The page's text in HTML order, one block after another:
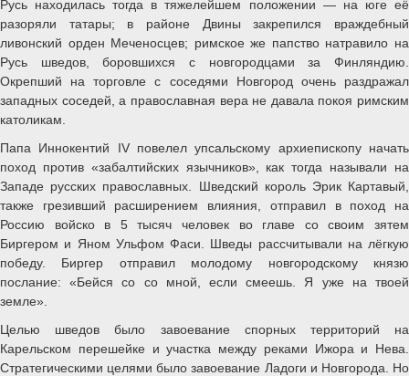
Русь находилась тогда в тяжелейшем положении — на юге её
разоряли татары; в районе Двины закрепился враждебный
ливонский орден Меченосцев; римское же папство натравило на
Русь шведов, боровшихся с новгородцами за Финляндию.
Окрепший на торговле с соседями Новгород очень раздражал
западных соседей, а православная вера не давала покоя римским
католикам.
Папа Иннокентий IV повелел упсальскому архиепископу начать
поход против «забалтийских язычников», как тогда называли на
Западе русских православных. Шведский король Эрик Картавый,
также грезивший расширением влияния, отправил в поход на
Россию войско в 5 тысяч человек во главе со своим зятем
Биргером и Яном Ульфом Фаси. Шведы рассчитывали на лёгкую
победу. Биргер отправил молодому новгородскому князю
послание: «Бейся со со мной, если смеешь. Я уже на твоей
земле».
Целью шведов было завоевание спорных территорий на
Карельском перешейке и участка между реками Ижора и Нева.
Стратегическими целями было завоевание Ладоги и Новгорода. Но